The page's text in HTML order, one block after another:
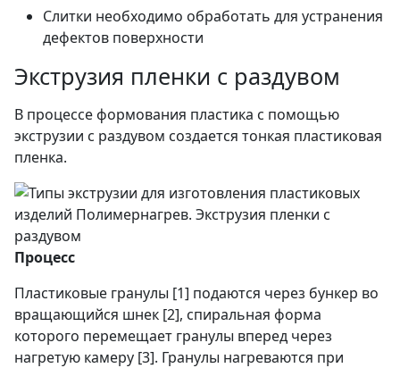
Слитки необходимо обработать для устранения
дефектов поверхности
Экструзия пленки с раздувом
В процессе формования пластика с помощью
экструзии с раздувом создается тонкая пластиковая
пленка.
Процесс
Пластиковые гранулы [1] подаются через бункер во
вращающийся шнек [2], спиральная форма
которого перемещает гранулы вперед через
нагретую камеру [3]. Гранулы нагреваются при